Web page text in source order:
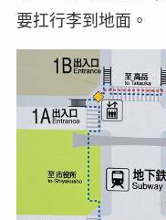
要扛行李到地面。